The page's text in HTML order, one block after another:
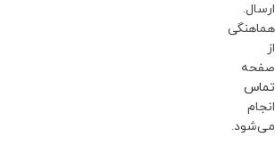
ارسال.
هماهنگی
از
صفحه
تماس
انجام
می‌شود.